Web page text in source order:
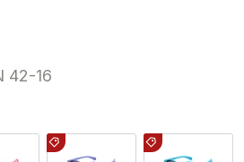
42-16